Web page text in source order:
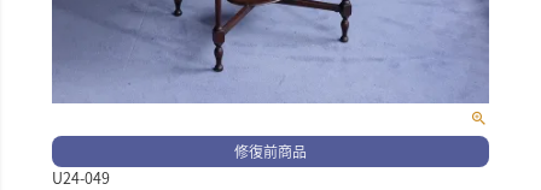
修復前商品
U24-049